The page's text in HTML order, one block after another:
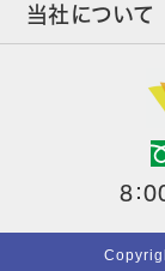
当社について
8：